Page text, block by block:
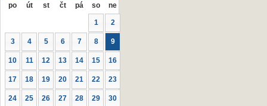
po út st čt pá so ne
1 2
3 4 5 6 7 8 9
10 11 12 13 14 15 16
17 18 19 20 21 22 23
24 25 26 27 28 29 30